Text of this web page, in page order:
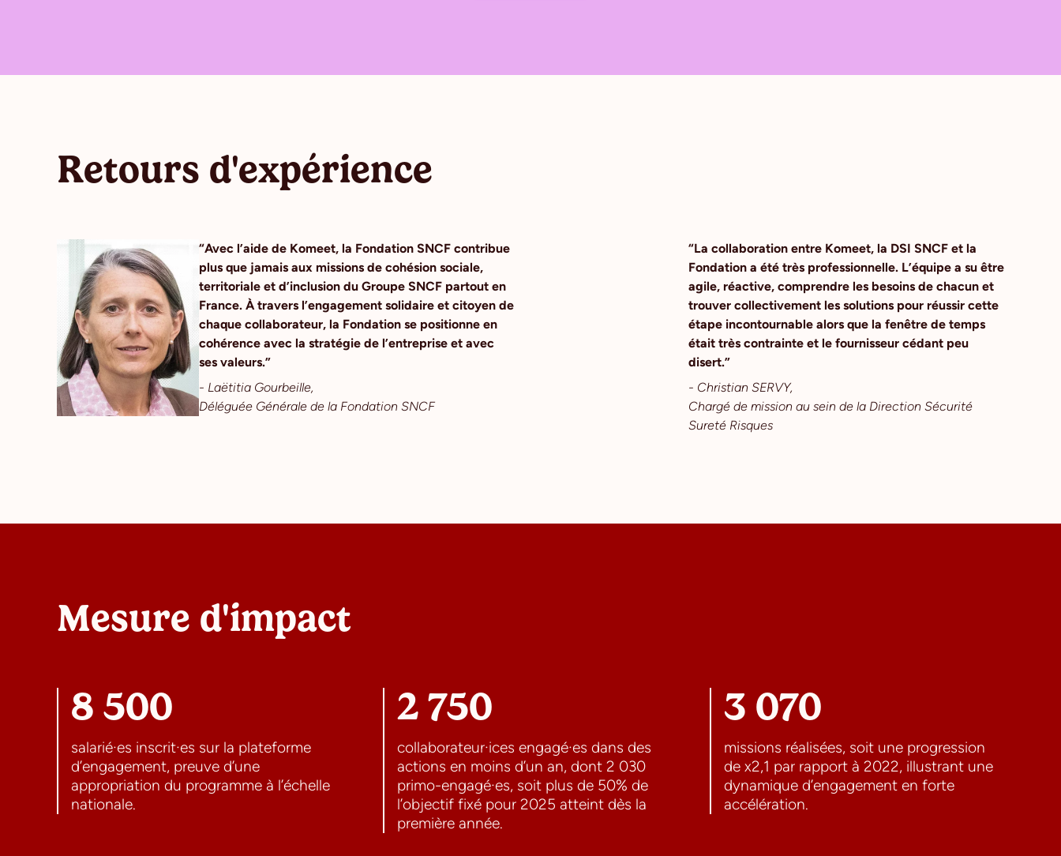
Retours d'expérience
“Avec l’aide de Komeet, la Fondation SNCF contribue
plus que jamais aux missions de cohésion sociale,
territoriale et d’inclusion du Groupe SNCF partout en
France. À travers l’engagement solidaire et citoyen de
chaque collaborateur, la Fondation se positionne en
cohérence avec la stratégie de l’entreprise et avec
ses valeurs.”
- Laëtitia Gourbeille,
Déléguée Générale de la Fondation SNCF
“La collaboration entre Komeet, la DSI SNCF et la
Fondation a été très professionnelle. L’équipe a su être
agile, réactive, comprendre les besoins de chacun et
trouver collectivement les solutions pour réussir cette
étape incontournable alors que la fenêtre de temps
était très contrainte et le fournisseur cédant peu
disert.”
- Christian SERVY,
Chargé de mission au sein de la Direction Sécurité
Sureté Risques
Mesure d'impact
8 500
salarié·es inscrit·es sur la plateforme
d’engagement, preuve d’une
appropriation du programme à l’échelle
nationale.
2 750
collaborateur·ices engagé·es dans des
actions en moins d’un an, dont 2 030
primo-engagé·es, soit plus de 50% de
l’objectif fixé pour 2025 atteint dès la
première année.
3 070
missions réalisées, soit une progression
de x2,1 par rapport à 2022, illustrant une
dynamique d’engagement en forte
accélération.